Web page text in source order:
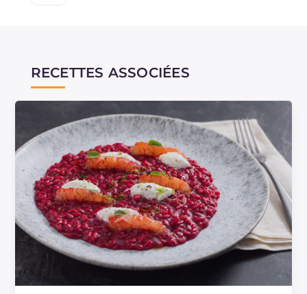
RECETTES ASSOCIÉES